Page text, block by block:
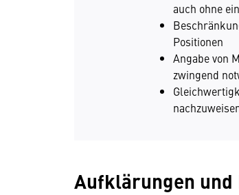
auch ohne
Positionen
Angabe von
zwingend
Aufklärungen